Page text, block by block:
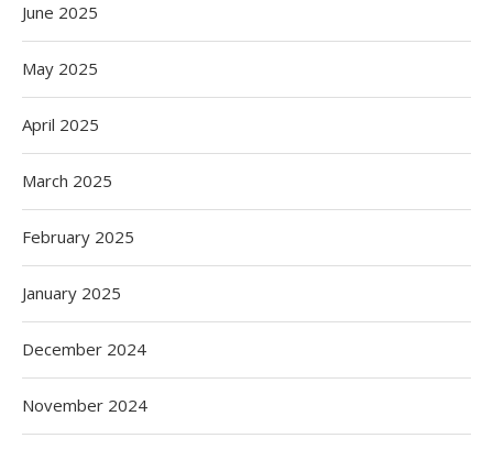
June 2025
May 2025
April 2025
March 2025
February 2025
January 2025
December 2024
November 2024